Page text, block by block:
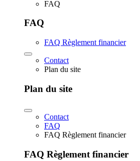
FAQ
FAQ
FAQ Règlement financier
Contact
Plan du site
Plan du site
Contact
FAQ
FAQ Règlement financier
FAQ Règlement financier